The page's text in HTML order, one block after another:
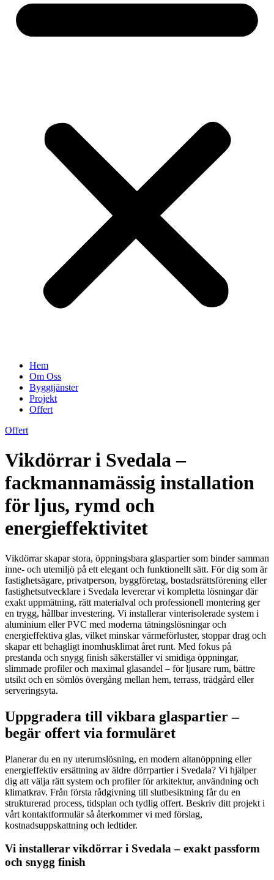
Hem
Om Oss
Byggtjänster
Projekt
Offert
Offert
Vikdörrar i Svedala –
fackmannamässig installation
för ljus, rymd och
energieffektivitet
Vikdörrar skapar stora, öppningsbara glaspartier som binder samman
inne- och utemiljö på ett elegant och funktionellt sätt. För dig som är
fastighetsägare, privatperson, byggföretag, bostadsrättsförening eller
fastighetsutvecklare i Svedala levererar vi kompletta lösningar där
exakt uppmätning, rätt materialval och professionell montering ger
en trygg, hållbar investering. Vi installerar vinterisolerade system i
aluminium eller PVC med moderna tätningslösningar och
energieffektiva glas, vilket minskar värmeförluster, stoppar drag och
skapar ett behagligt inomhusklimat året runt. Med fokus på
prestanda och snygg finish säkerställer vi smidiga öppningar,
slimmade profiler och maximal glasandel – för ljusare rum, bättre
utsikt och en sömlös övergång mellan hem, terrass, trädgård eller
serveringsyta.
Uppgradera till vikbara glaspartier –
begär offert via formuläret
Planerar du en ny uterumslösning, en modern altanöppning eller
energieffektiv ersättning av äldre dörrpartier i Svedala? Vi hjälper
dig att välja rätt system och profiler för arkitektur, användning och
klimatkrav. Från första rådgivning till slutbesiktning får du en
strukturerad process, tidsplan och tydlig offert. Beskriv ditt projekt i
vårt kontaktformulär så återkommer vi med förslag,
kostnadsuppskattning och ledtider.
Vi installerar vikdörrar i Svedala – exakt passform
och snygg finish